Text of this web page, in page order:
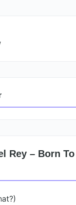
Rey – Born